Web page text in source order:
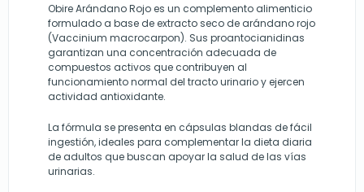
Obire Arándano Rojo es un complemento alimenticio
formulado a base de extracto seco de arándano rojo
(Vaccinium macrocarpon). Sus proantocianidinas
garantizan una concentración adecuada de
compuestos activos que contribuyen al
funcionamiento normal del tracto urinario y ejercen
actividad antioxidante.
La fórmula se presenta en cápsulas blandas de fácil
ingestión, ideales para complementar la dieta diaria
de adultos que buscan apoyar la salud de las vías
urinarias.